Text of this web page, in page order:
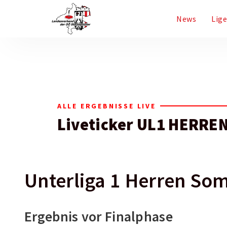
News
ALLE ERGEBNISSE LIVE
Liveticker UL1
Unterliga 1 Herren
Ergebnis vor Finalphase